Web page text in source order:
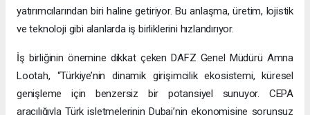
yatırımcılarından biri haline getiriyor. Bu anlaşma, üretim, lojistik
ve teknoloji gibi alanlarda iş birliklerini hızlandırıyor.
İş birliğinin önemine dikkat çeken DAFZ Genel Müdürü Amna
Lootah, “Türkiye’nin dinamik girişimcilik ekosistemi, küresel
genişleme için benzersiz bir potansiyel sunuyor. CEPA
aracılığıyla Türk işletmelerinin Dubai’nin ekonomisine sorunsuz